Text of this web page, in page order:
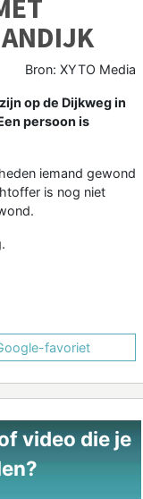
Bron: XYTO Media
op de Dijkweg in
persoon is
iemand gewond
is nog niet
favoriet
video die je